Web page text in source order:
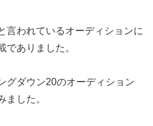
言われているオーディションに
でありました。
グダウン20のオーディション
ました。